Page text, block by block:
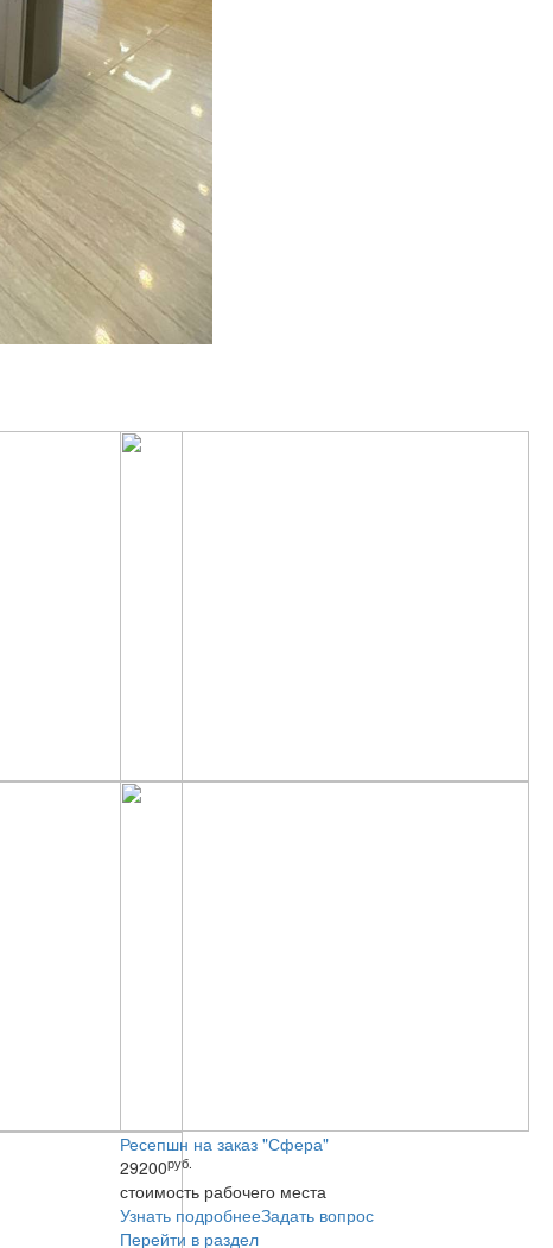
Ресепшн на заказ "Сфера"
29200руб.
стоимость рабочего места
Узнать подробнееЗадать вопрос
Перейти в раздел